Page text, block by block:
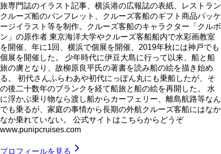
旅専門誌のイラスト記事、横浜港の広報誌の表紙、レストラン
クルーズ船のパンフレット、クルーズ客船のギフト商品パッケ
ージイラスト等を制作。クルーズ客船のキャラクター「クルボ
ン」の原作者 東京海洋大学やクルーズ客船船内で水彩画教室
を開催、年に1回、横浜で個展を開催、2019年秋には神戸でも
個展を開催した。 少年時代に伊豆大島に行って以来、船と船
旅の虜となり、故柳原良平氏の著書を読み船の絵を描き始め
る。 初代さんふらわあや初代にっぽん丸にも乗船したが、そ
の後二十数年のブランクを経て船旅と船の絵を再開した。 水
に浮かぶ乗り物なら渡し船からカーフェリー、離島航路等なん
でも乗るが、家庭の事情から長期の外航クルーズ客船にはなか
なか乗れていない。 公式サイトはこちらからどうぞ
www.punipcruises.com
プロフィールを見る